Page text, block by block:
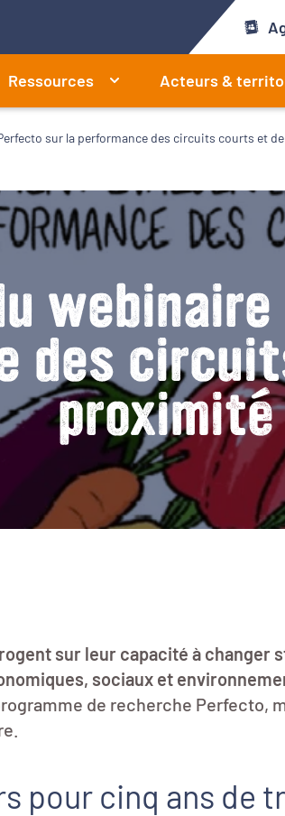
Ressources Acteurs &
sur la performance des circuits courts et
des
proximité
sur leur capacité à
sociaux et
de recherche Perfecto,
pour cinq ans de